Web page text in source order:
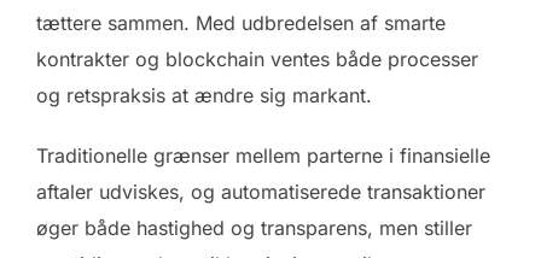
tættere sammen. Med udbredelsen af smarte
kontrakter og blockchain ventes både processer
og retspraksis at ændre sig markant.
Traditionelle grænser mellem parterne i finansielle
aftaler udviskes, og automatiserede transaktioner
øger både hastighed og transparens, men stiller